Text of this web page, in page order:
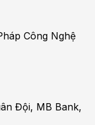
Công Nghệ
Đội, MB Bank,